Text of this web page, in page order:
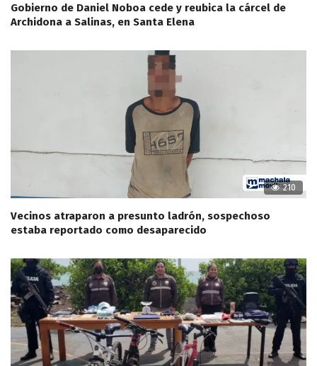
Gobierno de Daniel Noboa cede y reubica la cárcel de
Archidona a Salinas, en Santa Elena
210
Vecinos atraparon a presunto ladrón, sospechoso
estaba reportado como desaparecido